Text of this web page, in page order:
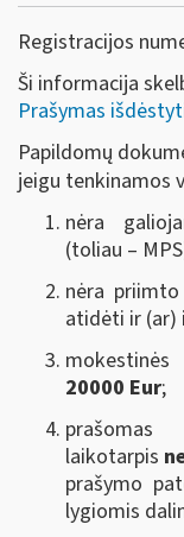
Registracijos
Ši informacija
Prašymas
Papildomų
jeigu tenkinamos
nėra
(toliau –
nėra
atidėti ir (ar)
20000 Eur;
laikotarpis
prašymo
lygiomis